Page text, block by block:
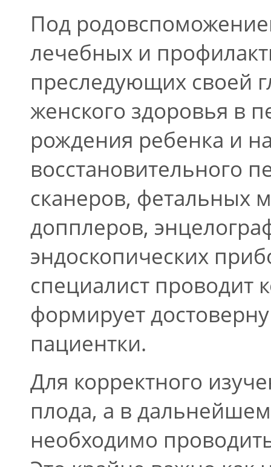
Под
лечебных и
преследующих своей
женского здоровья в
рождения ребенка и
восстановительного
сканеров, фетальных
допплеров,
эндоскопических
специалист проводит
формирует
пациентки.
Для корректного
плода, а в
необходимо